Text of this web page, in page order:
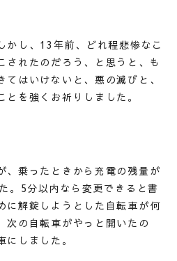
かし、13年前、どれ程悲惨なこ
されたのだろう、と思うと、も
はいけないと、悪の滅びと、
を強くお祈りしました。
、乗ったときから充電の残量が
。5分以内なら変更できると書
に解錠しようとした自転車が何
次の自転車がやっと開いたの
しました。